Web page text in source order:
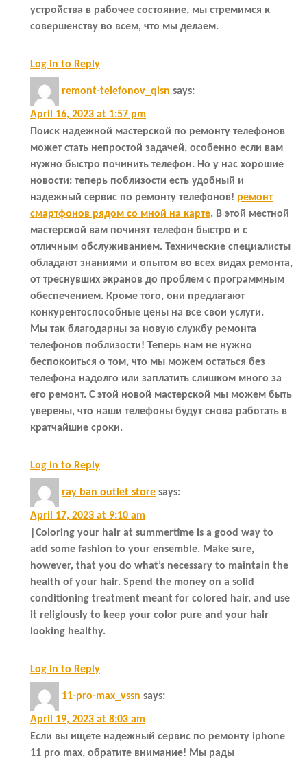
устройства в рабочее состояние, мы стремимся к
совершенству во всем, что мы делаем.
Log in to Reply
remont-telefonov_qlsn says:
April 16, 2023 at 1:57 pm
Поиск надежной мастерской по ремонту телефонов
может стать непростой задачей, особенно если вам
нужно быстро починить телефон. Но у нас хорошие
новости: теперь поблизости есть удобный и
надежный сервис по ремонту телефонов! ремонт
смартфонов рядом со мной на карте. В этой местной
мастерской вам починят телефон быстро и с
отличным обслуживанием. Технические специалисты
обладают знаниями и опытом во всех видах ремонта,
от треснувших экранов до проблем с программным
обеспечением. Кроме того, они предлагают
конкурентоспособные цены на все свои услуги.
Мы так благодарны за новую службу ремонта
телефонов поблизости! Теперь нам не нужно
беспокоиться о том, что мы можем остаться без
телефона надолго или заплатить слишком много за
его ремонт. С этой новой мастерской мы можем быть
уверены, что наши телефоны будут снова работать в
кратчайшие сроки.
Log in to Reply
ray ban outlet store says:
April 17, 2023 at 9:10 am
|Coloring your hair at summertime is a good way to
add some fashion to your ensemble. Make sure,
however, that you do what’s necessary to maintain the
health of your hair. Spend the money on a solid
conditioning treatment meant for colored hair, and use
it religiously to keep your color pure and your hair
looking healthy.
Log in to Reply
11-pro-max_vssn says:
April 19, 2023 at 8:03 am
Если вы ищете надежный сервис по ремонту iphone
11 pro max, обратите внимание! Мы рады